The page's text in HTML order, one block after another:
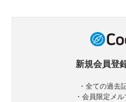
新規会員登
・全ての過去
・会員限定メ